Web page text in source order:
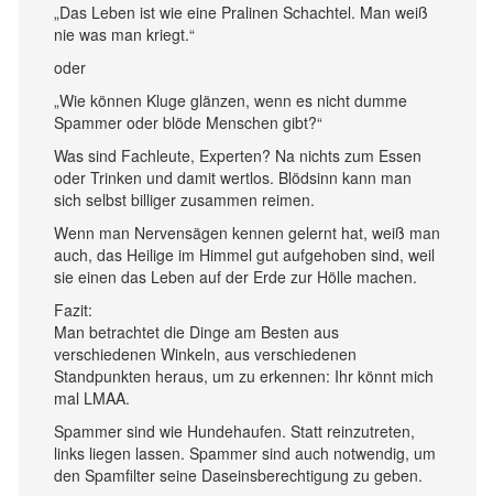
„Das Leben ist wie eine Pralinen Schachtel. Man weiß
nie was man kriegt.“
oder
„Wie können Kluge glänzen, wenn es nicht dumme
Spammer oder blöde Menschen gibt?“
Was sind Fachleute, Experten? Na nichts zum Essen
oder Trinken und damit wertlos. Blödsinn kann man
sich selbst billiger zusammen reimen.
Wenn man Nervensägen kennen gelernt hat, weiß man
auch, das Heilige im Himmel gut aufgehoben sind, weil
sie einen das Leben auf der Erde zur Hölle machen.
Fazit:
Man betrachtet die Dinge am Besten aus
verschiedenen Winkeln, aus verschiedenen
Standpunkten heraus, um zu erkennen: Ihr könnt mich
mal LMAA.
Spammer sind wie Hundehaufen. Statt reinzutreten,
links liegen lassen. Spammer sind auch notwendig, um
den Spamfilter seine Daseinsberechtigung zu geben.